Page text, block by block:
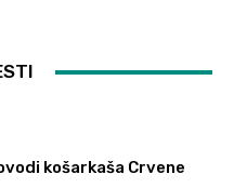
košarkaša Crvene